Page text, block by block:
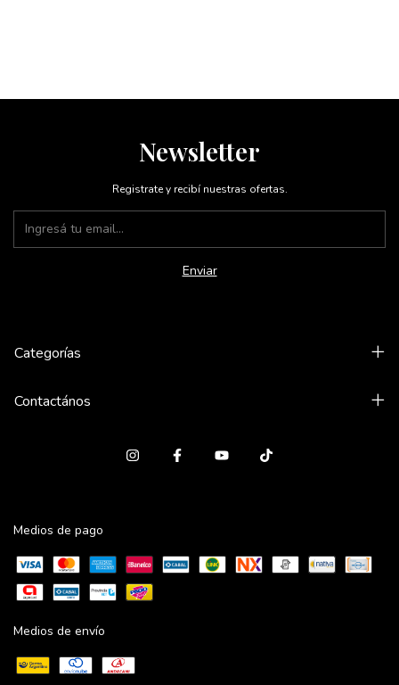
Newsletter
Registrate y recibí nuestras ofertas.
Categorías
Contactános
Medios de pago
Medios de envío